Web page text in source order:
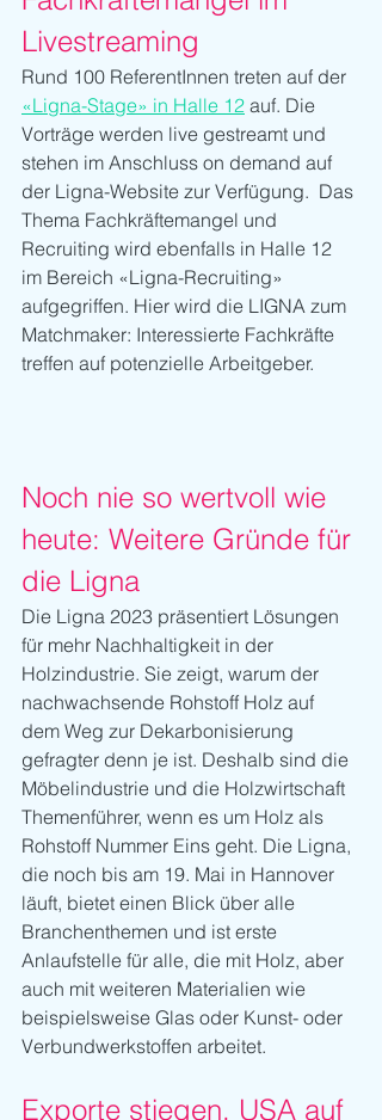
Livestreaming
Rund 100 ReferentInnen treten auf der
«Ligna-Stage» in Halle 12 auf. Die
Vorträge werden live gestreamt und
stehen im Anschluss on demand auf
der Ligna-Website zur Verfügung.  Das
Thema Fachkräftemangel und
Recruiting wird ebenfalls in Halle 12
im Bereich «Ligna-Recruiting»
aufgegriffen. Hier wird die LIGNA zum
Matchmaker: Interessierte Fachkräfte
treffen auf potenzielle Arbeitgeber.
Noch nie so wertvoll wie
heute: Weitere Gründe für
die Ligna
Die Ligna 2023 präsentiert Lösungen
für mehr Nachhaltigkeit in der
Holzindustrie. Sie zeigt, warum der
nachwachsende Rohstoff Holz auf
dem Weg zur Dekarbonisierung
gefragter denn je ist. Deshalb sind die
Möbelindustrie und die Holzwirtschaft
Themenführer, wenn es um Holz als
Rohstoff Nummer Eins geht. Die Ligna,
die noch bis am 19. Mai in Hannover
läuft, bietet einen Blick über alle
Branchenthemen und ist erste
Anlaufstelle für alle, die mit Holz, aber
auch mit weiteren Materialien wie
beispielsweise Glas oder Kunst- oder
Verbundwerkstoffen arbeitet.
Exporte stiegen, USA auf